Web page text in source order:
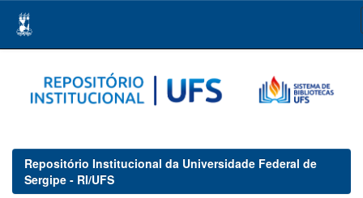
navigation
Repositório Institucional da Universidade Federal de
Sergipe - RI/UFS